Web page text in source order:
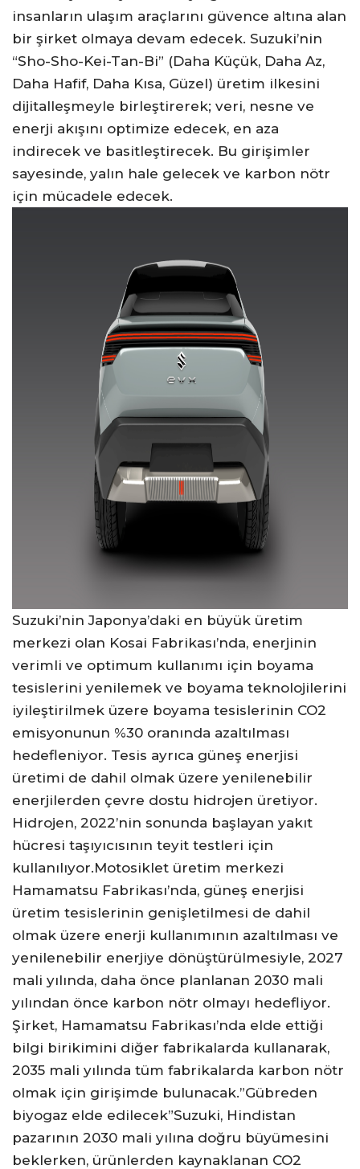
insanların ulaşım araçlarını güvence altına alan
bir şirket olmaya devam edecek. Suzuki’nin
“Sho-Sho-Kei-Tan-Bi” (Daha Küçük, Daha Az,
Daha Hafif, Daha Kısa, Güzel) üretim ilkesini
dijitalleşmeyle birleştirerek; veri, nesne ve
enerji akışını optimize edecek, en aza
indirecek ve basitleştirecek. Bu girişimler
sayesinde, yalın hale gelecek ve karbon nötr
için mücadele edecek.
Suzuki’nin Japonya’daki en büyük üretim
merkezi olan Kosai Fabrikası’nda, enerjinin
verimli ve optimum kullanımı için boyama
tesislerini yenilemek ve boyama teknolojilerini
iyileştirilmek üzere boyama tesislerinin CO2
emisyonunun %30 oranında azaltılması
hedefleniyor. Tesis ayrıca güneş enerjisi
üretimi de dahil olmak üzere yenilenebilir
enerjilerden çevre dostu hidrojen üretiyor.
Hidrojen, 2022’nin sonunda başlayan yakıt
hücresi taşıyıcısının teyit testleri için
kullanılıyor.Motosiklet üretim merkezi
Hamamatsu Fabrikası’nda, güneş enerjisi
üretim tesislerinin genişletilmesi de dahil
olmak üzere enerji kullanımının azaltılması ve
yenilenebilir enerjiye dönüştürülmesiyle, 2027
mali yılında, daha önce planlanan 2030 mali
yılından önce karbon nötr olmayı hedefliyor.
Şirket, Hamamatsu Fabrikası’nda elde ettiği
bilgi birikimini diğer fabrikalarda kullanarak,
2035 mali yılında tüm fabrikalarda karbon nötr
olmak için girişimde bulunacak.”Gübreden
biyogaz elde edilecek”Suzuki, Hindistan
pazarının 2030 mali yılına doğru büyümesini
beklerken, ürünlerden kaynaklanan CO2